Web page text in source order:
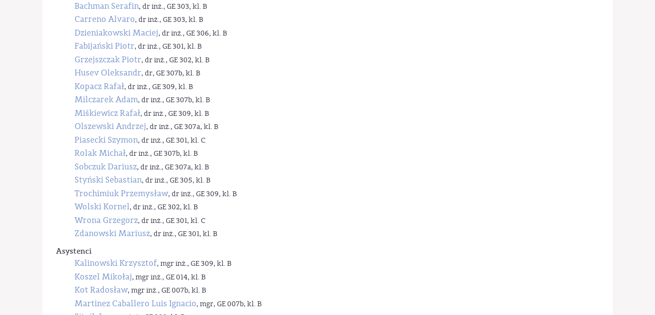
Bachman Serafin, dr inż., GE 303, kl. B
Carreno Alvaro, dr inż., GE 303, kl. B
Dzieniakowski Maciej, dr inż., GE 306, kl. B
Fabijański Piotr, dr inż., GE 301, kl. B
Grzejszczak Piotr, dr inż., GE 302, kl. B
Husev Oleksandr, dr, GE 307b, kl. B
Kopacz Rafał, dr inż., GE 309, kl. B
Milczarek Adam, dr inż., GE 307b, kl. B
Miśkiewicz Rafał, dr inż., GE 309, kl. B
Olszewski Andrzej, dr inż., GE 307a, kl. B
Piasecki Szymon, dr inż., GE 301, kl. C
Rolak Michał, dr inż., GE 307b, kl. B
Sobczuk Dariusz, dr inż., GE 307a, kl. B
Styński Sebastian, dr inż., GE 305, kl. B
Trochimiuk Przemysław, dr inż., GE 309, kl. B
Wolski Kornel, dr inż., GE 302, kl. B
Wrona Grzegorz, dr inż., GE 301, kl. C
Zdanowski Mariusz, dr inż., GE 301, kl. B
Asystenci
Kalinowski Krzysztof, mgr inż., GE 309, kl. B
Koszel Mikołaj, mgr inż., GE 014, kl. B
Kot Radosław, mgr inż., GE 007b, kl. B
Martinez Caballero Luis Ignacio, mgr, GE 007b, kl. B